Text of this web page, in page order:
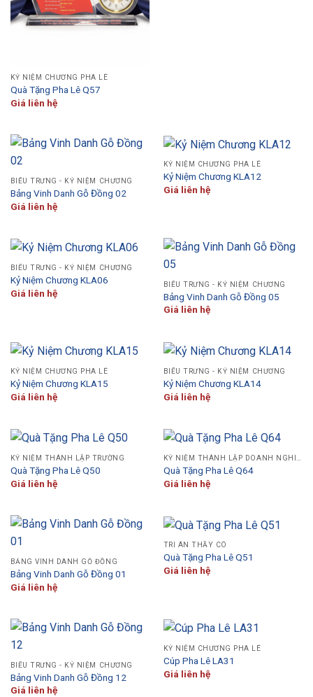
KỶ NIỆM CHƯƠNG PHA LÊ
Quà Tặng Pha Lê Q57
Giá liên hệ
BIỂU TRƯNG - KỶ NIỆM CHƯƠNG
Bảng Vinh Danh Gỗ Đồng 02
Giá liên hệ
KỶ NIỆM CHƯƠNG PHA LÊ
Kỷ Niệm Chương KLA12
Giá liên hệ
BIỂU TRƯNG - KỶ NIỆM CHƯƠNG
Kỷ Niệm Chương KLA06
Giá liên hệ
BIỂU TRƯNG - KỶ NIỆM CHƯƠNG
Bảng Vinh Danh Gỗ Đồng 05
Giá liên hệ
KỶ NIỆM CHƯƠNG PHA LÊ
Kỷ Niệm Chương KLA15
Giá liên hệ
BIỂU TRƯNG - KỶ NIỆM CHƯƠNG
Kỷ Niệm Chương KLA14
Giá liên hệ
KỶ NIỆM THÀNH LẬP TRƯỜNG
Quà Tặng Pha Lê Q50
Giá liên hệ
Quà Tặng Pha Lê Q64
Giá liên hệ
BẢNG VINH DANH GỖ ĐỒNG
Bảng Vinh Danh Gỗ Đồng 01
Giá liên hệ
TRI ÂN THẦY CÔ
Quà Tặng Pha Lê Q51
Giá liên hệ
BIỂU TRƯNG - KỶ NIỆM CHƯƠNG
Bảng Vinh Danh Gỗ Đồng 12
Giá liên hệ
KỶ NIỆM CHƯƠNG PHA LÊ
Cúp Pha Lê LA31
Giá liên hệ